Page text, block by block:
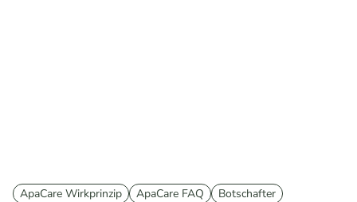
ApaCare Wirkprinzip ApaCare FAQ Botschafter